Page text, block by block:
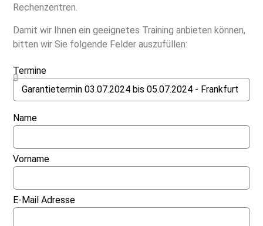
Rechenzentren.
Damit wir Ihnen ein geeignetes Training anbieten können,
bitten wir Sie folgende Felder auszufüllen:
Termine
Name
Vorname
E-Mail Adresse